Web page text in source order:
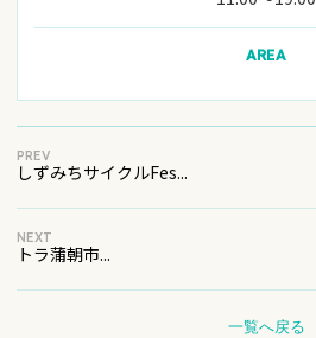
AREA
PREV
しずみちサイクルFes...
一覧へ戻る
NEXT
トラ蒲朝市...